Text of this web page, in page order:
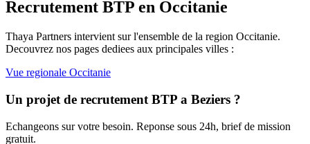
Recrutement BTP en Occitanie
Thaya Partners intervient sur l'ensemble de la region Occitanie.
Decouvrez nos pages dediees aux principales villes :
Vue regionale Occitanie
Un projet de recrutement BTP a Beziers ?
Echangeons sur votre besoin. Reponse sous 24h, brief de mission
gratuit.